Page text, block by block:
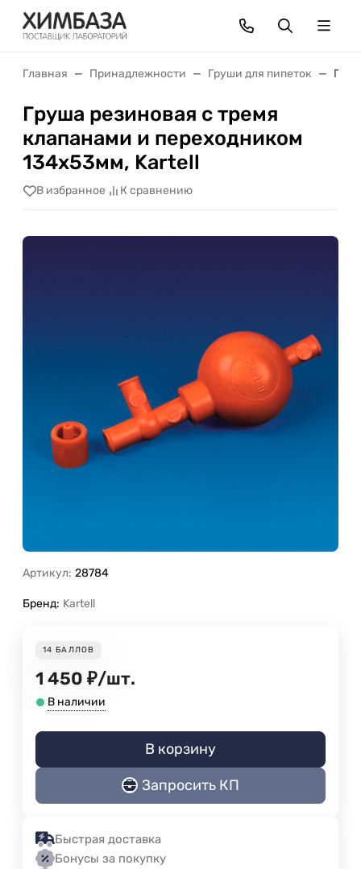
Главная Принадлежности Груши для пипеток
Груша резиновая с тремя
клапанами и переходником
134х53мм, Kartell
В избранное К сравнению
Артикул: 28784
Бренд: Kartell
14 БАЛЛОВ
1 450 ₽/шт.
В наличии
В корзину
Запросить КП
Быстрая доставка
Бонусы за покупку